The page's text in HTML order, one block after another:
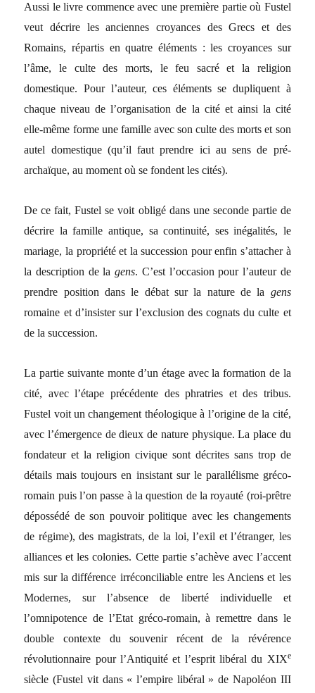
Aussi le livre commence avec une première partie où Fustel
veut décrire les anciennes croyances des Grecs et des
Romains, répartis en quatre éléments : les croyances sur
l’âme, le culte des morts, le feu sacré et la religion
domestique. Pour l’auteur, ces éléments se dupliquent à
chaque niveau de l’organisation de la cité et ainsi la cité
elle-même forme une famille avec son culte des morts et son
autel domestique (qu’il faut prendre ici au sens de pré-
archaïque, au moment où se fondent les cités).
De ce fait, Fustel se voit obligé dans une seconde partie de
décrire la famille antique, sa continuité, ses inégalités, le
mariage, la propriété et la succession pour enfin s’attacher à
la description de lagens. C’est l’occasion pour l’auteur de
prendre position dans le débat sur la nature de la gens
romaine et d’insister sur l’exclusion des cognats du culte et
de la succession.
La partie suivante monte d’un étage avec la formation de la
cité, avec l’étape précédente des phratries et des tribus.
Fustel voit un changement théologique à l’origine de la cité,
avec l’émergence de dieux de nature physique. La place du
fondateur et la religion civique sont décrites sans trop de
détails mais toujours en insistant sur le parallélisme gréco-
romain puis l’on passe à la question de la royauté (roi-prêtre
dépossédé de son pouvoir politique avec les changements
de régime), des magistrats, de la loi, l’exil et l’étranger, les
alliances et les colonies. Cette partie s’achève avec l’accent
mis sur la différence irréconciliable entre les Anciens et les
Modernes, sur l’absence de liberté individuelle et
l’omnipotence de l’Etat gréco-romain, à remettre dans le
double contexte du souvenir récent de la révérence
révolutionnaire pour l’Antiquité et l’esprit libéral du XIXe
siècle (Fustel vit dans « l’empire libéral » de Napoléon III